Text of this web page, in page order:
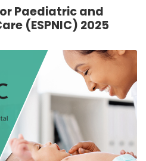
English
Paediatric and
(ESPNIC) 2025